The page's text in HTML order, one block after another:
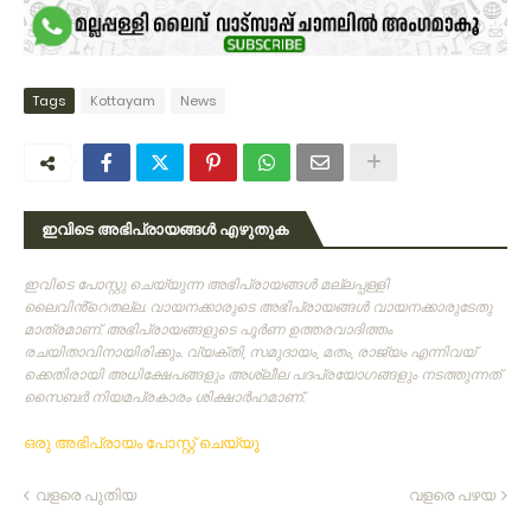
Tags Kottayam News
ഇവിടെ അഭിപ്രായങ്ങൾ എഴുതുക
ഇവിടെ പോസ്റ്റു ചെയ്യുന്ന അഭിപ്രായങ്ങള്‍ മല്ലപ്പള്ളി
ലൈവിൻ്റെതല്ല. വായനക്കാരുടെ അഭിപ്രായങ്ങള്‍ വായനക്കാരുടേതു
മാത്രമാണ്‌. അഭിപ്രായങ്ങളുടെ പൂര്‍ണ ഉത്തരവാദിത്തം
രചയിതാവിനായിരിക്കും. വ്യക്തി, സമുദായം, മതം, രാജ്യം എന്നിവയ്
ക്കെതിരായി അധിക്ഷേപങ്ങളും അശ്ലീല പദപ്രയോഗങ്ങളും നടത്തുന്നത്‌
സൈബര്‍ നിയമപ്രകാരം ശിക്ഷാര്‍ഹമാണ്‌.
ഒരു അഭിപ്രായം പോസ്റ്റ് ചെയ്യൂ
വളരെ പുതിയ വളരെ പഴയ